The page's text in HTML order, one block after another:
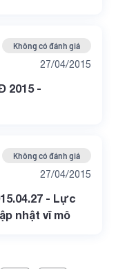
Không có đánh giá
27/04/2015
2015 -
Không có đánh giá
27/04/2015
- Lực
nhật vĩ mô